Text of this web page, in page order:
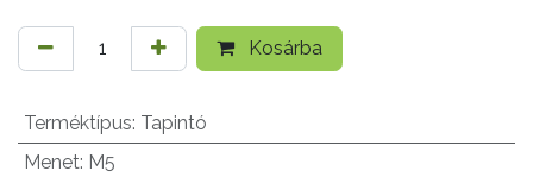
Kosárba
Terméktípus: Tapintó
Menet: M5